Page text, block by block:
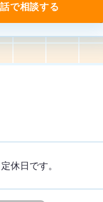
で相談する
休日です。